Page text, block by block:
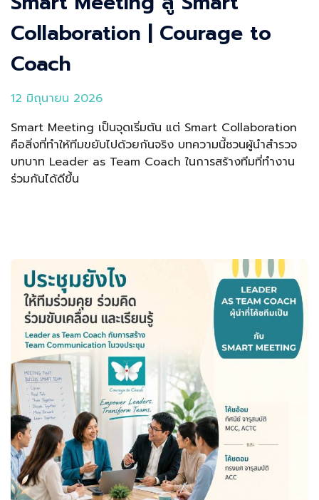
Collaboration | Courage to
Coach
12 มิถุนายน 2026
Smart Meeting เป็นจุดเริ่มต้น แต่ Smart Collaboration
คือสิ่งที่ทำให้ทีมขยับไปด้วยกันจริง บทความนี้ชวนผู้นำสำรวจ
บทบาท Leader as Team Coach ในการสร้างทีมที่ทำงาน
ร่วมกันได้ดีขึ้น